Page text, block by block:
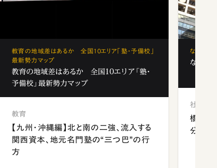
教育の地域差はあるか 全国10エリア「塾・予備校」
最新勢力マップ
教育の地域差はあるか 全国10エリア「塾・
予備校」最新勢力マップ
教育
【九州・沖縄編】北と南の二強、流入する
関西資本、地元名門塾の“三つ巴”の行
方
なぜ「フ
なぜ「
社会
橋本愛
分 佐